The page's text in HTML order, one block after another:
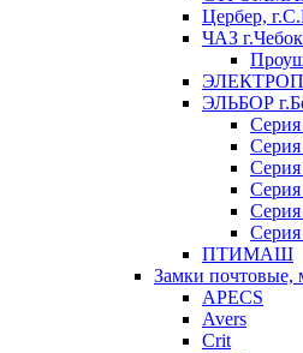
Цербер,
ЧАЗ
ЭЛЬБОР
Серия
ПТИМАШ
Замки почтовые,
APECS
Avers
Crit